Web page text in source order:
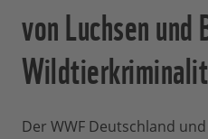
von Luchsen
Der WWF Deutschland